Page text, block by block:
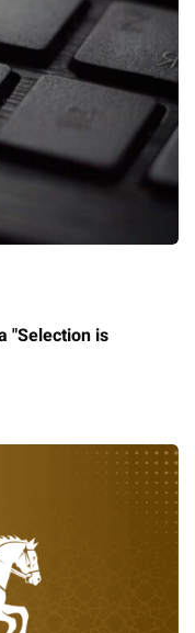
"Selection is